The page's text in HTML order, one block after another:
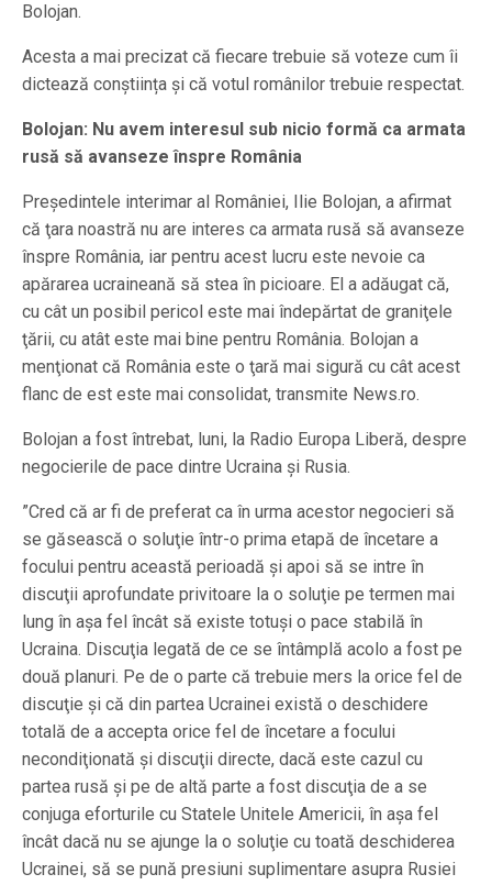
Bolojan.
Acesta a mai precizat că fiecare trebuie să voteze cum îi
dictează conștiința și că votul românilor trebuie respectat.
Bolojan: Nu avem interesul sub nicio formă ca armata
rusă să avanseze înspre România
Preşedintele interimar al României, Ilie Bolojan, a afirmat
că ţara noastră nu are interes ca armata rusă să avanseze
înspre România, iar pentru acest lucru este nevoie ca
apărarea ucraineană să stea în picioare. El a adăugat că,
cu cât un posibil pericol este mai îndepărtat de graniţele
ţării, cu atât este mai bine pentru România. Bolojan a
menţionat că România este o ţară mai sigură cu cât acest
flanc de est este mai consolidat, transmite News.ro.
Bolojan a fost întrebat, luni, la Radio Europa Liberă, despre
negocierile de pace dintre Ucraina şi Rusia.
”Cred că ar fi de preferat ca în urma acestor negocieri să
se găsească o soluţie într-o prima etapă de încetare a
focului pentru această perioadă şi apoi să se intre în
discuţii aprofundate privitoare la o soluţie pe termen mai
lung în aşa fel încât să existe totuşi o pace stabilă în
Ucraina. Discuţia legată de ce se întâmplă acolo a fost pe
două planuri. Pe de o parte că trebuie mers la orice fel de
discuţie şi că din partea Ucrainei există o deschidere
totală de a accepta orice fel de încetare a focului
necondiţionată şi discuţii directe, dacă este cazul cu
partea rusă şi pe de altă parte a fost discuţia de a se
conjuga eforturile cu Statele Unitele Americii, în aşa fel
încât dacă nu se ajunge la o soluţie cu toată deschiderea
Ucrainei, să se pună presiuni suplimentare asupra Rusiei